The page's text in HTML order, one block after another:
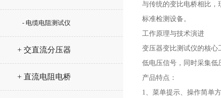
- 电缆电阻测试仪
+ 交直流分压器
+ 直流电阻电桥
与传统的变比电桥相比，
标准检测设备。
工作原理与技术演进
变压器变比测试仪的核心
低电压信号，同时采集低
产品特点：
1、菜单提示、操作简单